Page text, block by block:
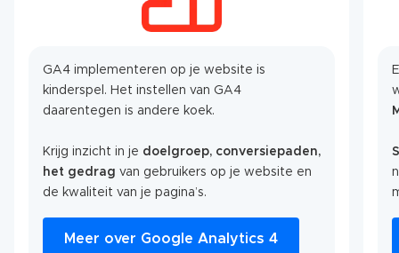
GA4 implementeren op je website is
kinderspel. Het instellen van GA4
daarentegen is andere koek.
Krijg inzicht in je doelgroep, conversiepaden,
het gedrag van gebruikers op je website en
de kwaliteit van je pagina’s.
Meer over Google Analytics 4